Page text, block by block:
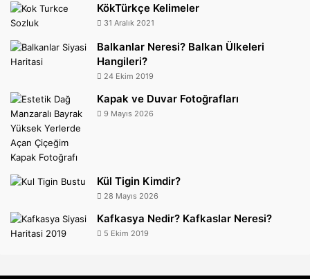
KökTürkçe Kelimeler
31 Aralık 2021
Balkanlar Neresi? Balkan Ülkeleri
Hangileri?
24 Ekim 2019
Kapak ve Duvar Fotoğrafları
9 Mayıs 2026
Kül Tigin Kimdir?
28 Mayıs 2026
Kafkasya Nedir? Kafkaslar Neresi?
5 Ekim 2019